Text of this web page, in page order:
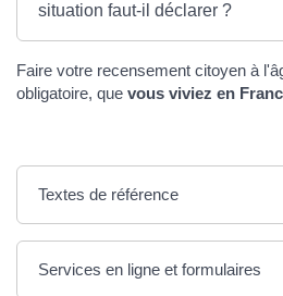
situation faut-il déclarer ?
Faire votre recensement citoyen à
obligatoire, que vous viviez en
Textes de référence
Services en ligne et formulaires